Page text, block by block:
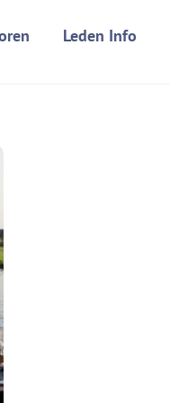
Leden Info